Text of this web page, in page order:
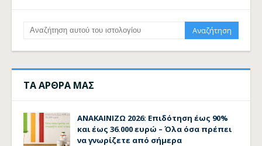
ΤΑ ΑΡΘΡΑ ΜΑΣ
ΑΝΑΚΑΙΝΙΖΩ 2026: Επιδότηση έως 90%
και έως 36.000 ευρώ – Όλα όσα πρέπει
να γνωρίζετε από σήμερα